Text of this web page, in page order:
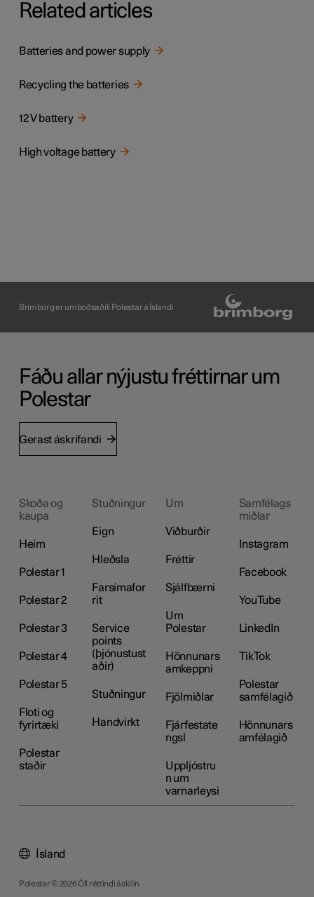
Related articles
Batteries and power supply
Recycling the batteries
12 V battery
High voltage battery
Brimborg er umboðsaðili Polestar á Íslandi
Fáðu allar nýjustu fréttirnar um
Polestar
Gerast áskrifandi
Skoða og
kaupa
Heim
Polestar 1
Polestar 2
Polestar 3
Polestar 4
Polestar 5
Floti og
fyrirtæki
Polestar
staðir
Stuðningur
Eign
Hleðsla
Farsímafor
rit
Service
points
(þjónustust
aðir)
Stuðningur
Handvirkt
Um
Viðburðir
Fréttir
Sjálfbærni
Um
Polestar
Hönnunars
amkeppni
Fjölmiðlar
Fjárfestate
ngsl
Uppljóstru
n um
varnarleysi
Samfélags
miðlar
Instagram
Facebook
YouTube
LinkedIn
TikTok
Polestar
samfélagið
Hönnunars
amfélagið
Polestar © 2026 Öll réttindi áskilin
Ísland